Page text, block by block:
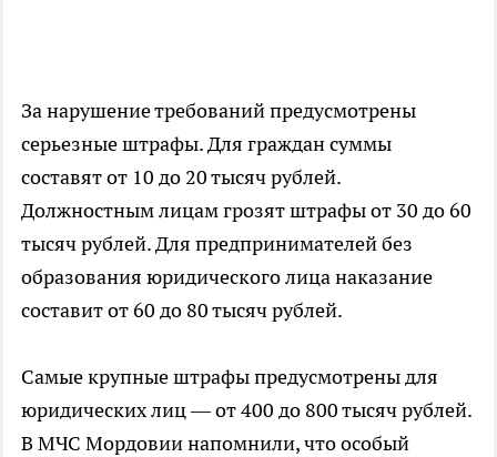
За нарушение требований предусмотрены
серьезные штрафы. Для граждан суммы
составят от 10 до 20 тысяч рублей.
Должностным лицам грозят штрафы от 30 до 60
тысяч рублей. Для предпринимателей без
образования юридического лица наказание
составит от 60 до 80 тысяч рублей.
Самые крупные штрафы предусмотрены для
юридических лиц — от 400 до 800 тысяч рублей.
В МЧС Мордовии напомнили, что особый